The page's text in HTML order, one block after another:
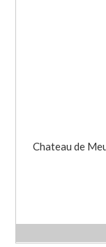
Chateau de